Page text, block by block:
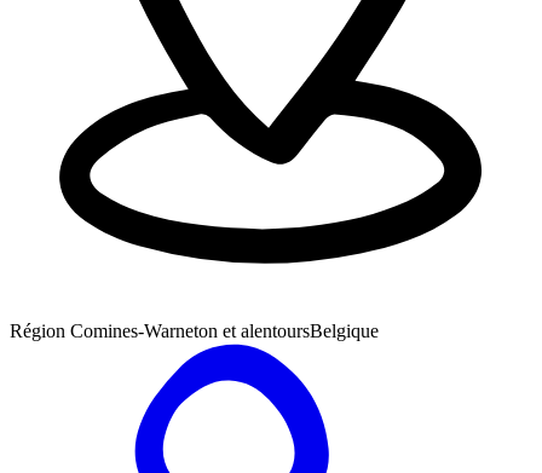
Région Comines-Warneton et alentoursBelgique